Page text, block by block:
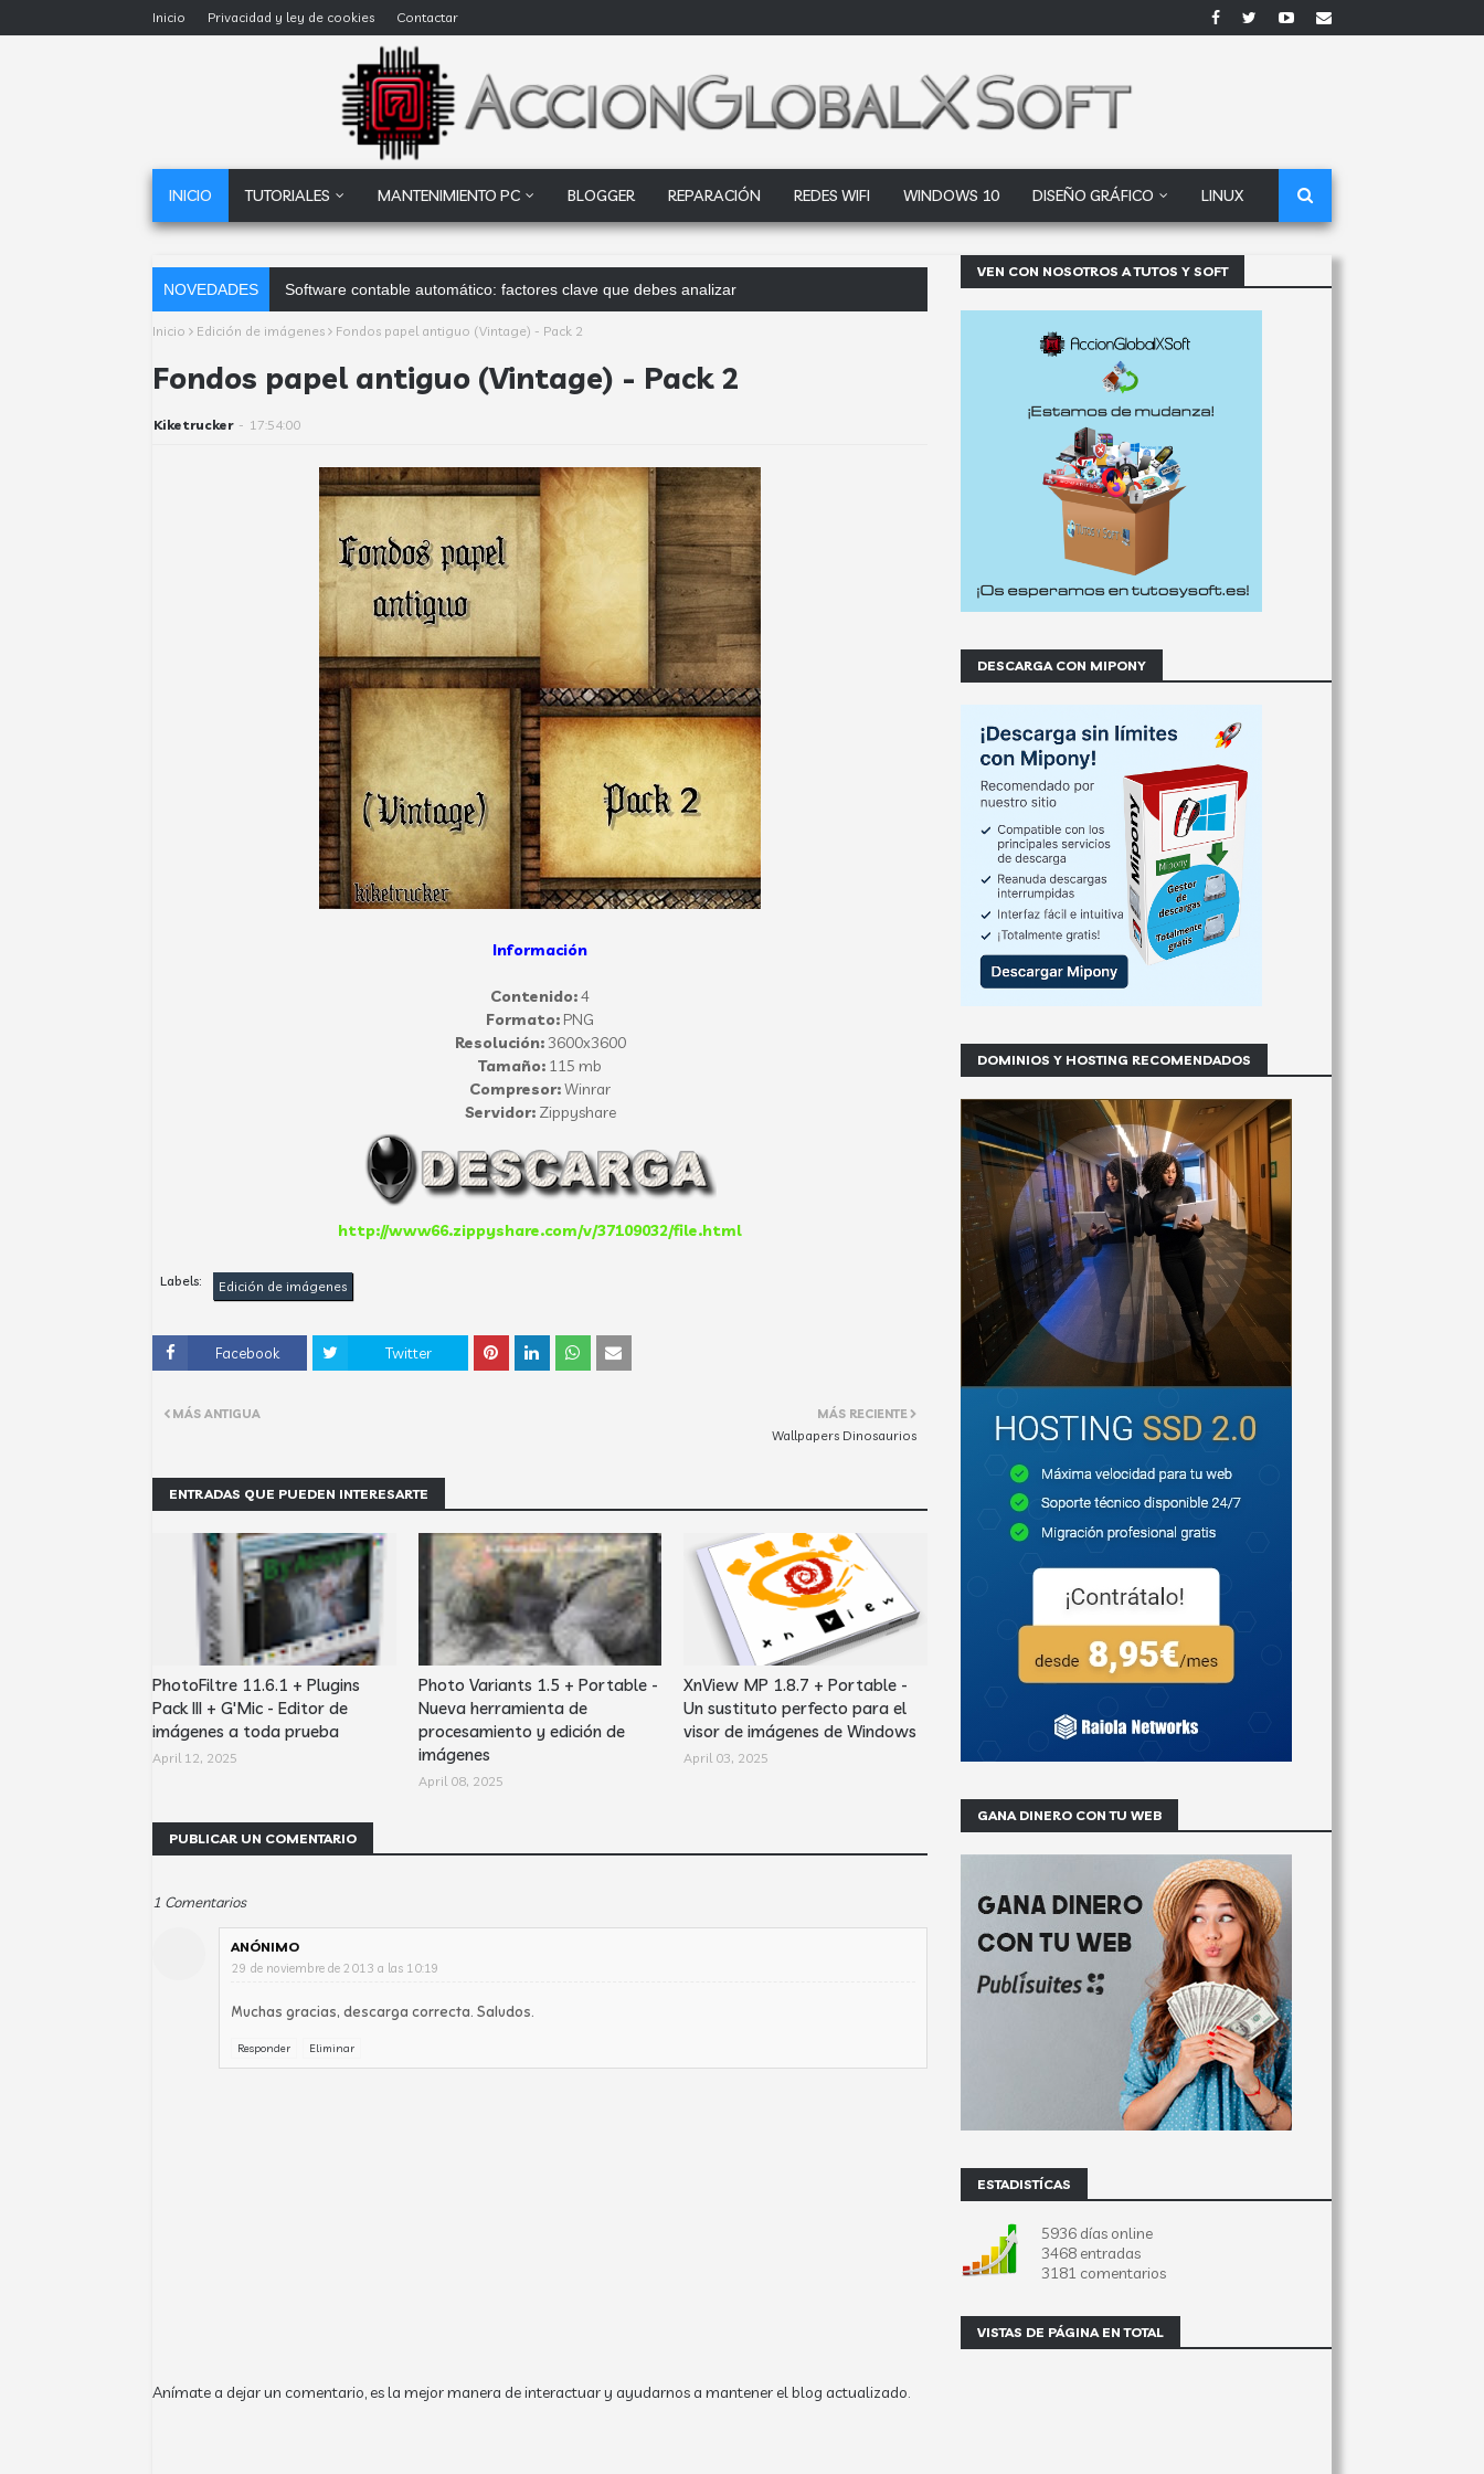
Inicio Privacidad y ley de cookies Contactar
INICIO TUTORIALES MANTENIMIENTO PC BLOGGER REPARACIÓN REDES WIFI WINDOWS 10 DISEÑO GRÁFICO LINUX
NOVEDADES Software contable automático: factores clave que debes analizar
Inicio Edición de imágenes Fondos papel antiguo (Vintage) - Pack 2
Fondos papel antiguo (Vintage) - Pack 2
Kiketrucker - 17:54:00
Información
Contenido:4
Formato: PNG
Resolución:3600x3600
Tamaño: 115 mb
Compresor:Winrar
Servidor:Zippyshare
http://www66.zippyshare.com/v/37109032/file.html
Labels: Edición de imágenes
Facebook Twitter
MÁS RECIENTE
Wallpapers Dinosaurios
MÁS ANTIGUA
ENTRADAS QUE PUEDEN INTERESARTE
PhotoFiltre 11.6.1 + Plugins
Pack III + G'Mic - Editor de
imágenes a toda prueba
April 12, 2025
Photo Variants 1.5 + Portable -
Nueva herramienta de
procesamiento y edición de
imágenes
April 08, 2025
XnView MP 1.8.7 + Portable -
Un sustituto perfecto para el
visor de imágenes de Windows
April 03, 2025
PUBLICAR UN COMENTARIO
1 Comentarios
ANÓNIMO
29 de noviembre de 2013 a las 10:19
Muchas gracias, descarga correcta. Saludos.
Responder Eliminar
Anímate a dejar un comentario, es la mejor manera de interactuar y ayudarnos a mantener el blog actualizado.
VEN CON NOSOTROS A TUTOS Y SOFT
DESCARGA CON MIPONY
DOMINIOS Y HOSTING RECOMENDADOS
GANA DINERO CON TU WEB
ESTADISTÍCAS
5936 días online
3468 entradas
3181 comentarios
VISTAS DE PÁGINA EN TOTAL